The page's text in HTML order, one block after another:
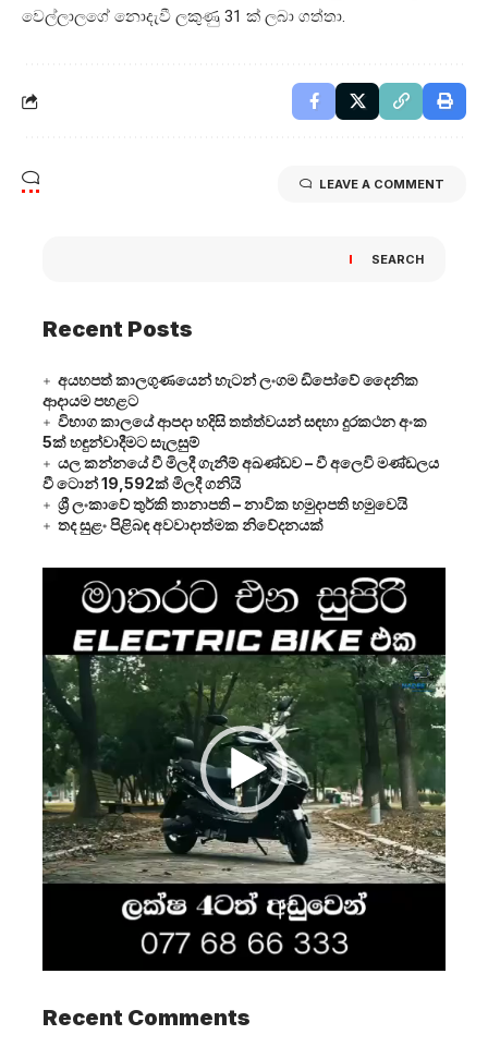
වෙල්ලාලගේ නොදැවී ලකුණු 31 ක් ලබා ගත්තා.
LEAVE A COMMENT
SEARCH
Recent Posts
අයහපත් කාලගුණයෙන් හැටන් ලංගම ඩිපෝවේ දෛනික
ආදායම පහළට
විභාග කාලයේ ආපදා හදිසි තත්ත්වයන් සඳහා දුරකථන අංක
5ක් හඳුන්වාදීමට සැලසුම්
යල කන්නයේ වී මිලදී ගැනීම් අඛණ්ඩව – වී අලෙවි මණ්ඩලය
වී ටොන් 19,592ක් මිලදී ගනියි
ශ්‍රී ලංකාවේ තුර්කි තානාපති – නාවික හමුදාපති හමුවෙයි
තද සුළං පිළිබඳ අවවාදාත්මක නිවේදනයක්
Player
Recent Comments